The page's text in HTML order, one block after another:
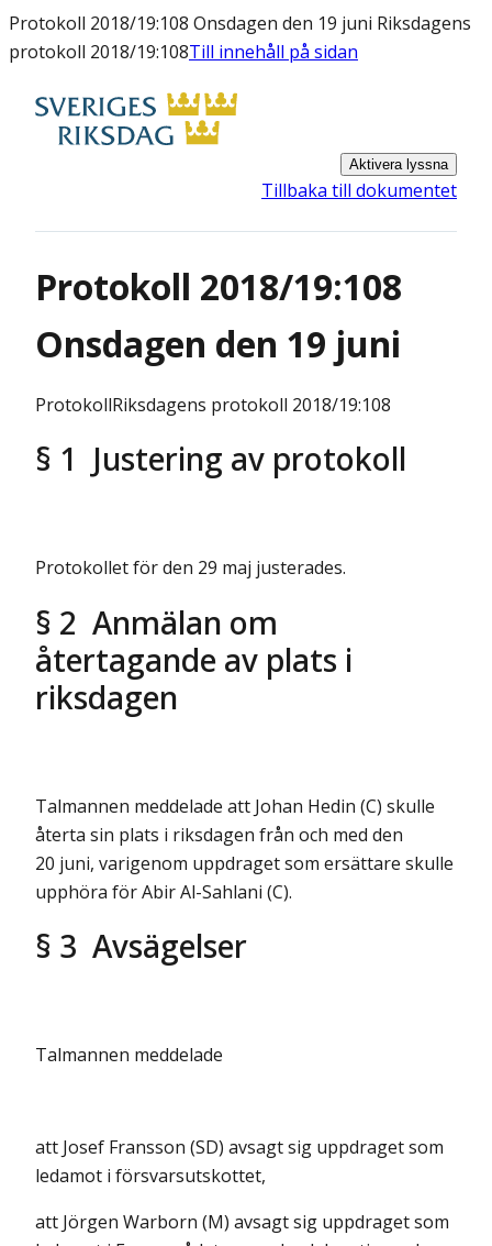
Protokoll 2018/19:108 Onsdagen den 19 juni Riksdagens
protokoll 2018/19:108Till innehåll på sidan
Aktivera lyssna
Tillbaka till dokumentet
Protokoll 2018/19:108
Onsdagen den 19 juni
ProtokollRiksdagens protokoll 2018/19:108
§ 1 Justering av protokoll
Protokollet för den 29 maj justerades.
§ 2 Anmälan om
återtagande av plats i
riksdagen
Talmannen meddelade att Johan Hedin (C) skulle
återta sin plats i riksdagen från och med den
20 juni, varigenom uppdraget som ersättare skulle
upphöra för Abir Al-Sahlani (C).
§ 3 Avsägelser
Talmannen meddelade
att Josef Fransson (SD) avsagt sig uppdraget som
ledamot i försvarsutskottet,
att Jörgen Warborn (M) avsagt sig uppdraget som